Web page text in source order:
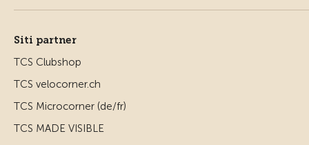
Siti partner
TCS Clubshop
TCS velocorner.ch
TCS Microcorner (de/fr)
TCS MADE VISIBLE